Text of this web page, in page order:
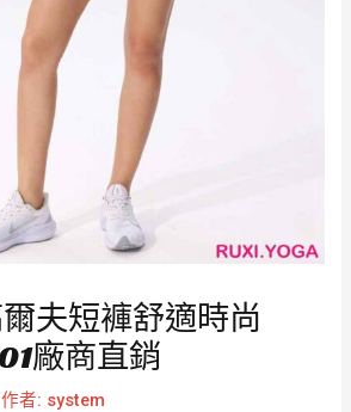
夫短褲舒適時尚
廠商直銷
者: system